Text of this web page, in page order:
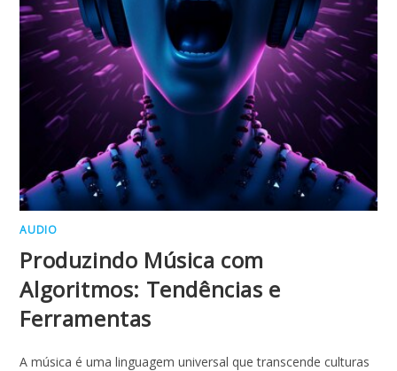
AUDIO
Produzindo Música com
Algoritmos: Tendências e
Ferramentas
A música é uma linguagem universal que transcende culturas